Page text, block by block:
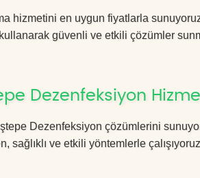
hizmetini en uygun fiyatlarla
güvenli ve etkili çözümler
Dezenfeksiyon
Dezenfeksiyon çözümlerini
ve etkili yöntemlerle